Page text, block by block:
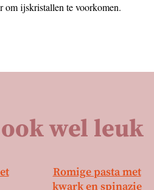
om ijskristallen te voorkomen.
wel leuk
Romige pasta met
kwark en spinazie